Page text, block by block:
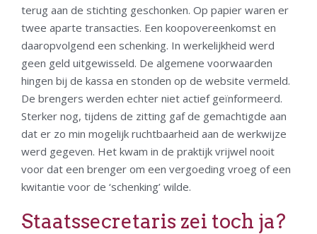
terug aan de stichting geschonken. Op papier waren er
twee aparte transacties. Een koopovereenkomst en
daaropvolgend een schenking. In werkelijkheid werd
geen geld uitgewisseld. De algemene voorwaarden
hingen bij de kassa en stonden op de website vermeld.
De brengers werden echter niet actief geïnformeerd.
Sterker nog, tijdens de zitting gaf de gemachtigde aan
dat er zo min mogelijk ruchtbaarheid aan de werkwijze
werd gegeven. Het kwam in de praktijk vrijwel nooit
voor dat een brenger om een vergoeding vroeg of een
kwitantie voor de ‘schenking’ wilde.
Staatssecretaris zei toch ja?